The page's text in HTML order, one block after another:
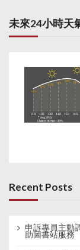
未來24小時天
Recent Posts
申訴專員主動
助圖書站服務